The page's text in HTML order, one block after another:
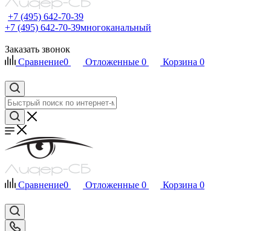
+7 (495) 642-70-39
+7 (495) 642-70-39многоканальный
Заказать звонок
Сравнение0 Отложенные 0 Корзина 0
Сравнение0 Отложенные 0 Корзина 0